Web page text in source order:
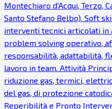
Montechiaro d'Acqui, Terzo,
Santo Stefano Belbo). Soft
interventi tecnici articolati in
problem solving operativo,
responsabilità, adattabilità,
lavoro in team. Attività
riduzione gas, termici,
del gas, di protezione
Reperibilità e Pronto